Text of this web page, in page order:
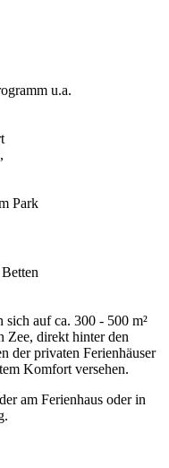
u.a.
Park
sich auf ca. 300 - 500 m²
Zee, direkt hinter den
der privaten Ferienhäuser
Komfort versehen.
am Ferienhaus oder in